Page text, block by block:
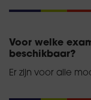
Voor welke
beschikbaar?
Er zijn voor alle